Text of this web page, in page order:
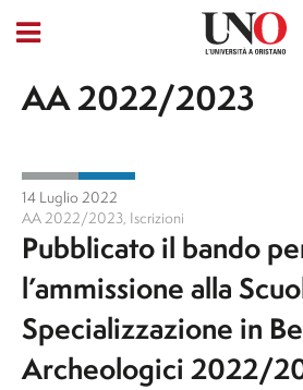
AA 2022/2023
14 Luglio 2022
AA 2022/2023, Iscrizioni
Pubblicato il bando
l’ammissione alla
Specializzazione in
Archeologici 2022/